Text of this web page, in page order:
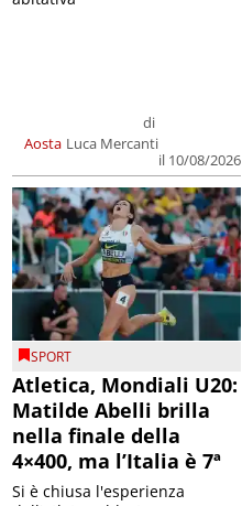
Aosta
di
Luca Mercanti
il 10/08/2026
SPORT
Atletica, Mondiali U20:
Matilde Abelli brilla
nella finale della
4×400, ma l’Italia è 7ª
Si è chiusa l'esperienza